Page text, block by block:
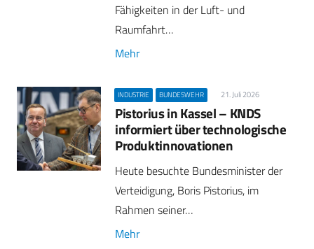
Fähigkeiten in der Luft- und
Raumfahrt…
Mehr
INDUSTRIE BUNDESWEHR 21. Juli 2026
Pistorius in Kassel – KNDS
informiert über technologische
Produktinnovationen
Heute besuchte Bundesminister der
Verteidigung, Boris Pistorius, im
Rahmen seiner…
Mehr